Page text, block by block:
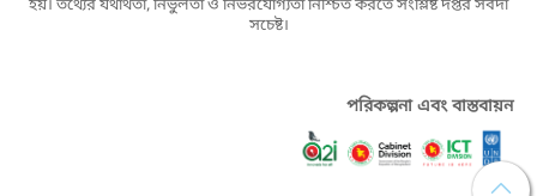
হয়। তথ্যের যথার্থতা, নির্ভুলতা ও নির্ভরযোগ্যতা নিশ্চিত করতে সংশ্লিষ্ট দপ্তর সর্বদা
সচেষ্ট।
পরিকল্পনা এবং বাস্তবায়ন